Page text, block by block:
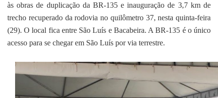
às obras de duplicação da BR-135 e inauguração de 3,7 km de
trecho recuperado da rodovia no quilômetro 37, nesta quinta-feira
(29). O local fica entre São Luís e Bacabeira. A BR-135 é o único
acesso para se chegar em São Luís por via terrestre.